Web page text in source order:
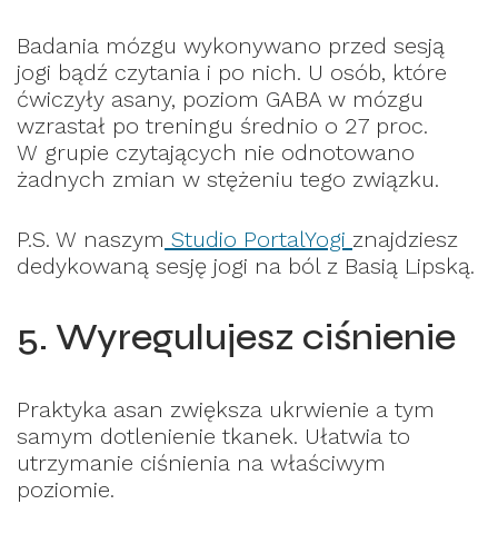
Badania mózgu wykonywano przed sesją
jogi bądź czytania i po nich. U osób, które
ćwiczyły asany, poziom GABA w mózgu
wzrastał po treningu średnio o 27 proc.
W grupie czytających nie odnotowano
żadnych zmian w stężeniu tego związku.
P.S. W naszym Studio PortalYogi znajdziesz
dedykowaną sesję jogi na ból z Basią Lipską.
5. Wyregulujesz ciśnienie
Praktyka asan zwiększa ukrwienie a tym
samym dotlenienie tkanek. Ułatwia to
utrzymanie ciśnienia na właściwym
poziomie.